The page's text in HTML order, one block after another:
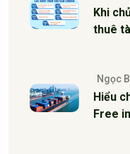
Khi
thuê
Ngọc
Hiểu
Free